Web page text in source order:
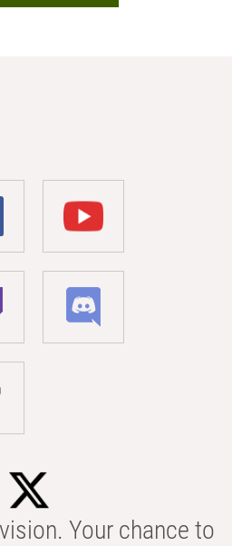
Your chance to